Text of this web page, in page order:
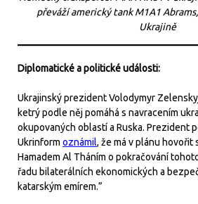
převáží americký tank M1A1
Ukrajině
Diplomatické a politické události:
Ukrajinský prezident Volodymyr
ketrý podle něj pomáhá s navracením
okupovaných oblastí a Ruska. Prezident
Ukrinform oznámil, že má v plánu hovořit
Hamadem Al Tháním o pokračování
řadu bilaterálních ekonomických a
katarským emírem.”